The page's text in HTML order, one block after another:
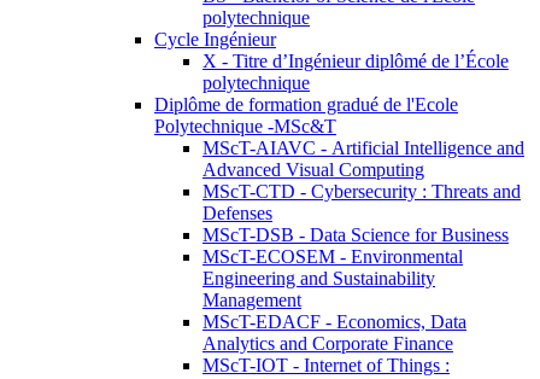
polytechnique
Cycle Ingénieur
X - Titre d’Ingénieur diplômé de l’École
polytechnique
Diplôme de formation gradué de l'Ecole
Polytechnique -MSc&T
MScT-AIAVC - Artificial Intelligence and
Advanced Visual Computing
MScT-CTD - Cybersecurity : Threats and
Defenses
MScT-DSB - Data Science for Business
MScT-ECOSEM - Environmental
Engineering and Sustainability
Management
MScT-EDACF - Economics, Data
Analytics and Corporate Finance
MScT-IOT - Internet of Things :